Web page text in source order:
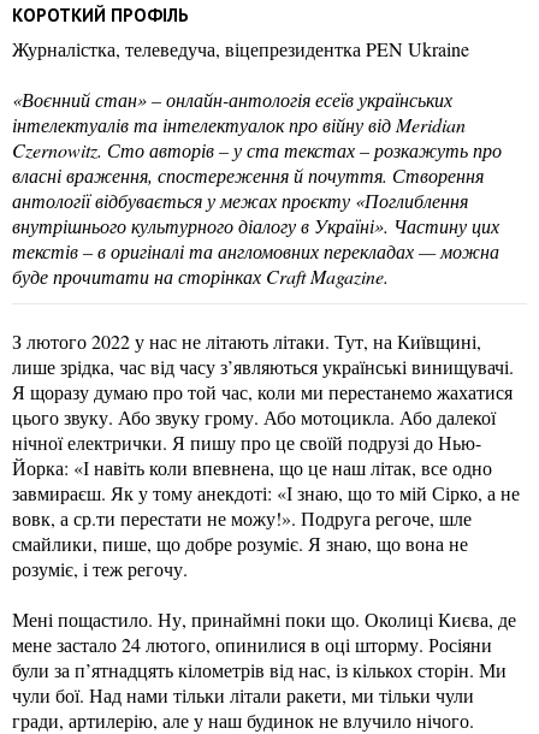
КОРОТКИЙ ПРОФІЛЬ
Журналістка, телеведуча, віцепрезидентка PEN Ukraine
«Воєнний стан» – онлайн-антологія есеїв українських
інтелектуалів та інтелектуалок про війну від Meridian
Czernowitz. Сто авторів – у ста текстах – розкажуть про
власні враження, спостереження й почуття. Створення
антології відбувається у межах проєкту «Поглиблення
внутрішнього культурного діалогу в Україні». Частину цих
текстів – в оригіналі та англомовних перекладах — можна
буде прочитати на сторінках Craft Magazine.
З лютого 2022 у нас не літають літаки. Тут, на Київщині,
лише зрідка, час від часу з’являються українські винищувачі.
Я щоразу думаю про той час, коли ми перестанемо жахатися
цього звуку. Або звуку грому. Або мотоцикла. Або далекої
нічної електрички. Я пишу про це своїй подрузі до Нью-
Йорка: «І навіть коли впевнена, що це наш літак, все одно
завмираєш. Як у тому анекдоті: «І знаю, що то мій Сірко, а не
вовк, а ср.ти перестати не можу!». Подруга регоче, шле
смайлики, пише, що добре розуміє. Я знаю, що вона не
розуміє, і теж регочу.
Мені пощастило. Ну, принаймні поки що. Околиці Києва, де
мене застало 24 лютого, опинилися в оці шторму. Росіяни
були за п’ятнадцять кілометрів від нас, із кількох сторін. Ми
чули бої. Над нами тільки літали ракети, ми тільки чули
гради, артилерію, але у наш будинок не влучило нічого.